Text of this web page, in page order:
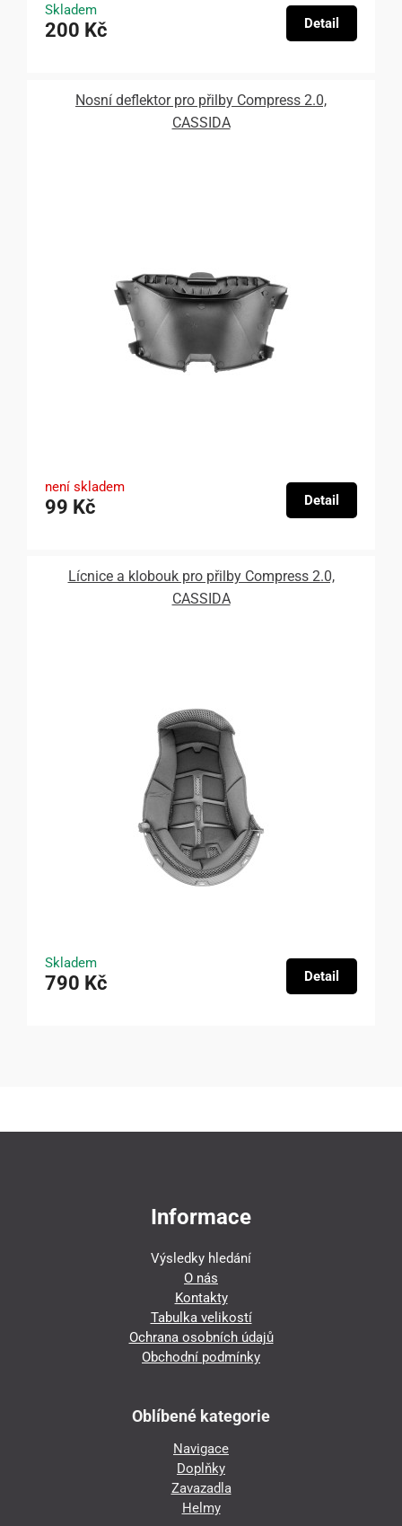
Skladem
200 Kč Detail
Nosní deflektor pro přilby Compress 2.0,
CASSIDA
není skladem
99 Kč Detail
Lícnice a klobouk pro přilby Compress 2.0,
CASSIDA
Skladem
790 Kč Detail
Informace
Výsledky hledání
O nás
Kontakty
Tabulka velikostí
Ochrana osobních údajů
Obchodní podmínky
Oblíbené kategorie
Navigace
Doplňky
Zavazadla
Helmy